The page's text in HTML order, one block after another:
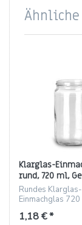
Ähnliche
Klarglas-
rund, 720 ml,
82
Rundes Klarglas-
Einmachglas
lebensmittelecht,
1,18 € *